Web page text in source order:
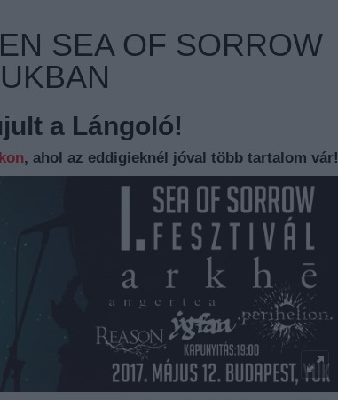
SEA OF SORROW
a Lángoló!
, ahol az eddigieknél jóval több tartalom vár!